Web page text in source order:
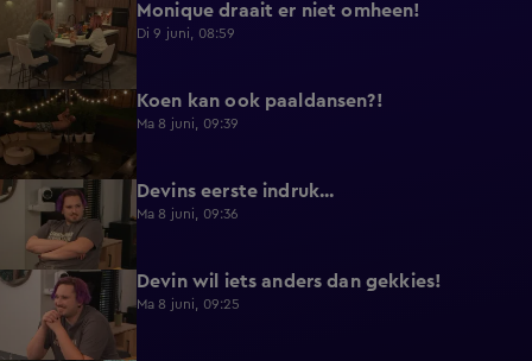
0:29 Monique draait er niet omheen!
Di 9 juni, 08:59
0:38 Koen kan ook paaldansen?!
Ma 8 juni, 09:39
0:30 Devins eerste indruk...
Ma 8 juni, 09:36
0:25 Devin wil iets anders dan gekkies!
Ma 8 juni, 09:25